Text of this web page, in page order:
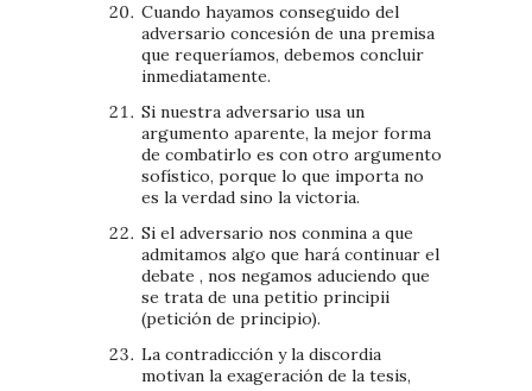
Cuando hayamos conseguido del
adversario concesión de una premisa
que requeríamos, debemos concluir
inmediatamente.
Si nuestra adversario usa un
argumento aparente, la mejor forma
de combatirlo es con otro argumento
sofístico, porque lo que importa no
es la verdad sino la victoria.
Si el adversario nos conmina a que
admitamos algo que hará continuar el
debate , nos negamos aduciendo que
se trata de una petitio principii
(petición de principio).
La contradicción y la discordia
motivan la exageración de la tesis,